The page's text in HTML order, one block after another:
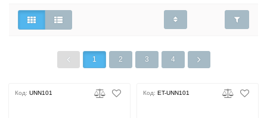
1 2 3 4
Код: UNN101 Код: ET-UNN101